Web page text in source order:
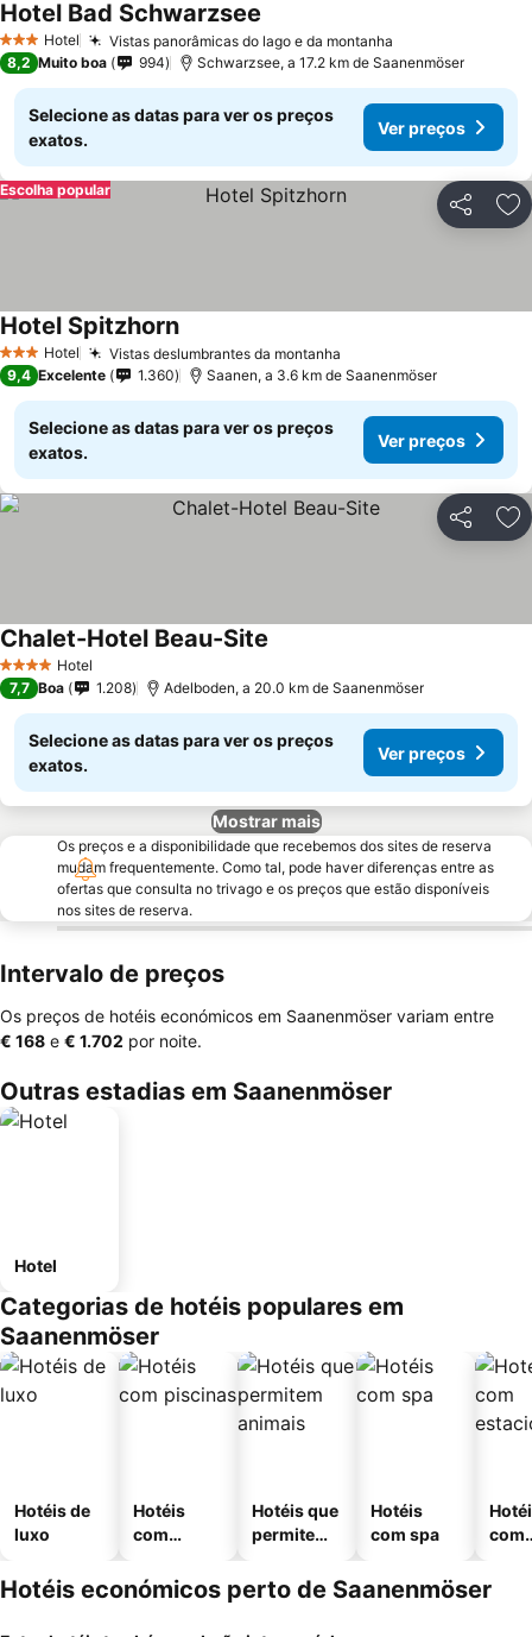
3 EstrelasHotel Vistas panorâmicas do lago e da montanha
Hotel Bad Schwarzsee
8,2 Muito boa 994 Schwarzsee, a 17.2 km de Saanenmöser
Selecione as datas para ver os preços
exatos.
Ver preços
Partilhar
Escolha popular
3 EstrelasHotel Vistas deslumbrantes da montanha
Hotel Spitzhorn
9,4 Excelente 1.360 Saanen, a 3.6 km de Saanenmöser
Selecione as datas para ver os preços
exatos.
Ver preços
Partilhar
4 EstrelasHotel
Chalet-Hotel Beau-Site
7,7 Boa 1.208 Adelboden, a 20.0 km de Saanenmöser
Selecione as datas para ver os preços
exatos.
Ver preços
Mostrar mais
Os preços e a disponibilidade que recebemos dos sites de reserva
mudam frequentemente. Como tal, pode haver diferenças entre as
ofertas que consulta no trivago e os preços que estão disponíveis
nos sites de reserva.
Intervalo de preços
Os preços de hotéis económicos em Saanenmöser variam entre
‎€ 168 e ‎€ 1.702 por noite.
Outras estadias em Saanenmöser
Hotel
Categorias de hotéis populares em
Saanenmöser
Hotéis de
luxo
Hotéis
com
Hotéis que
permitem
Hotéis
com spa
com
Hotéis económicos perto de Saanenmöser